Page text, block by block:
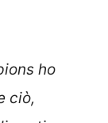
ho
ciò,